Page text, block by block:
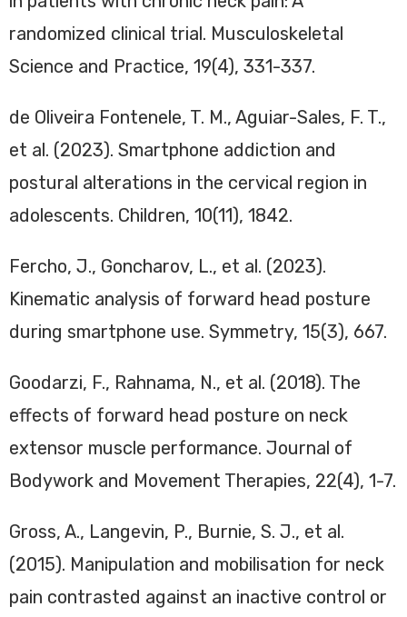
randomized clinical trial. Musculoskeletal
Science and Practice, 19(4), 331-337.
de Oliveira Fontenele, T. M., Aguiar-Sales, F. T.,
et al. (2023). Smartphone addiction and
postural alterations in the cervical region in
adolescents. Children, 10(11), 1842.
Fercho, J., Goncharov, L., et al. (2023).
Kinematic analysis of forward head posture
during smartphone use. Symmetry, 15(3), 667.
Goodarzi, F., Rahnama, N., et al. (2018). The
effects of forward head posture on neck
extensor muscle performance. Journal of
Bodywork and Movement Therapies, 22(4), 1-7.
Gross, A., Langevin, P., Burnie, S. J., et al.
(2015). Manipulation and mobilisation for neck
pain contrasted against an inactive control or